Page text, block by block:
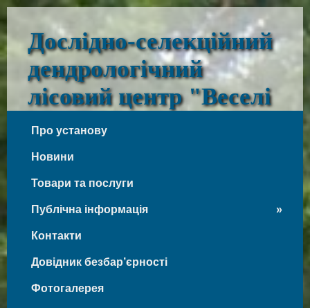
Дослідно-селекційний
дендрологічний
лісовий центр "Веселі
Боковеньки"
Веселі Боковеньки
Про установу
Новини
Товари та послуги
Публічна інформація
Контакти
Довідник безбар’єрності
Фотогалерея